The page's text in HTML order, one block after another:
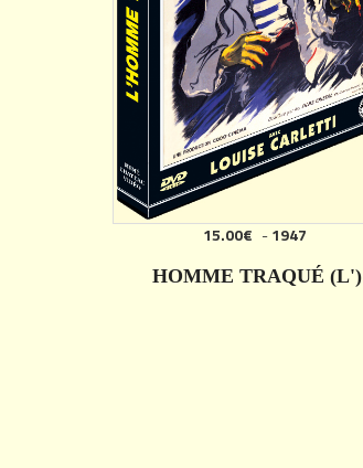
15.00€ -1947
HOMME TRAQUÉ (L')